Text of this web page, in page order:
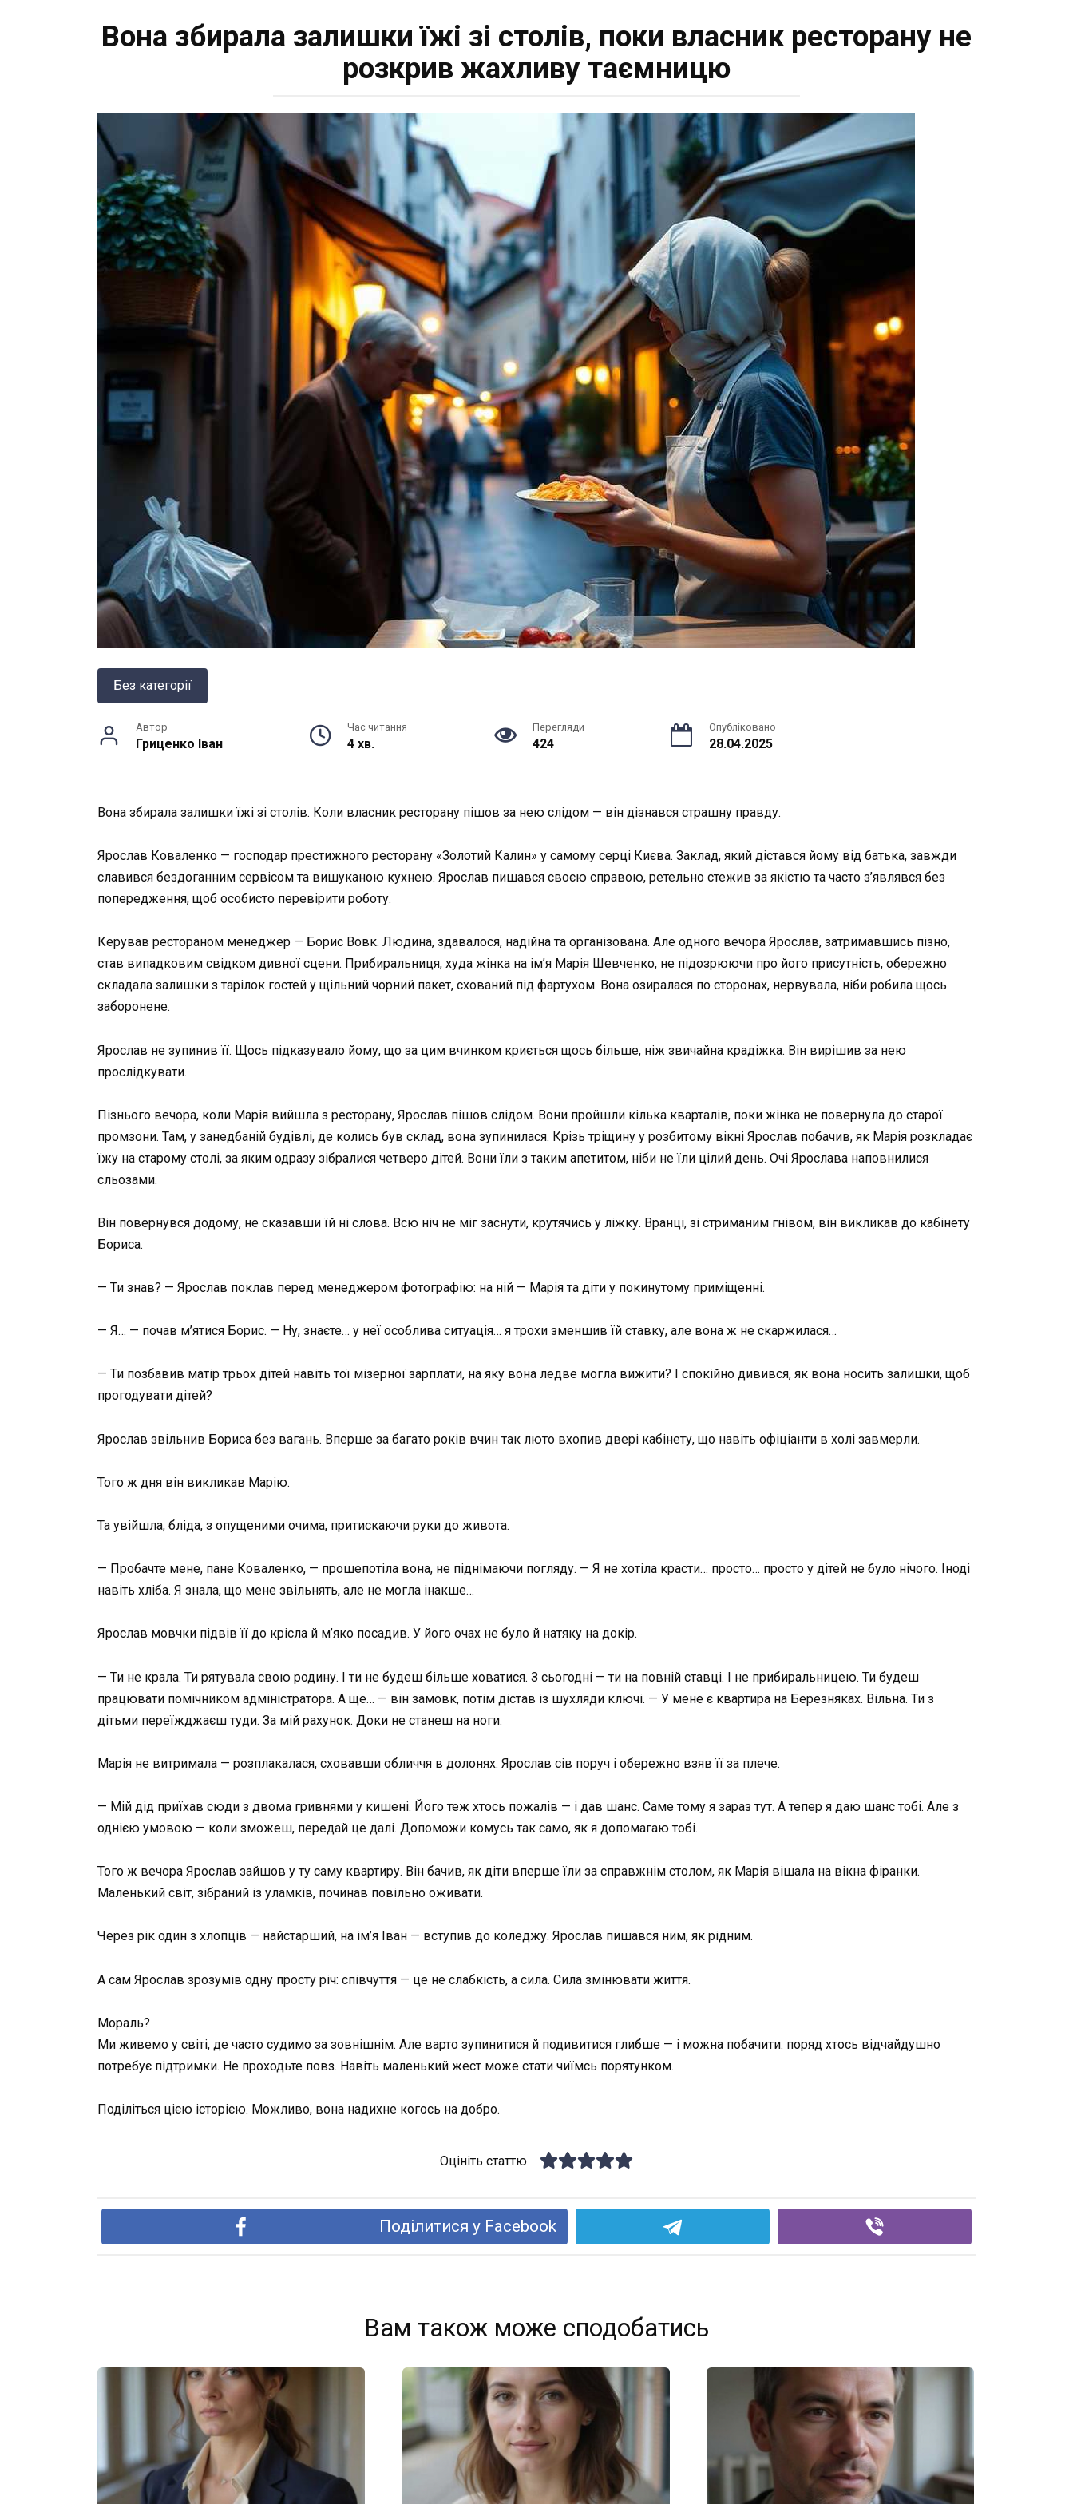
Вона збирала залишки їжі зі столів, поки власник ресторану не
розкрив жахливу таємницю
Без категорії
Автор
Гриценко Іван
Час читання
4 хв.
Перегляди
424
Опубліковано
28.04.2025
Вона збирала залишки їжі зі столів. Коли власник ресторану пішов за нею слідом — він дізнався страшну правду.
Ярослав Коваленко — господар престижного ресторану «Золотий Калин» у самому серці Києва. Заклад, який дістався йому від батька, завжди
славився бездоганним сервісом та вишуканою кухнею. Ярослав пишався своєю справою, ретельно стежив за якістю та часто з’являвся без
попередження, щоб особисто перевірити роботу.
Керував рестораном менеджер — Борис Вовк. Людина, здавалося, надійна та організована. Але одного вечора Ярослав, затримавшись пізно,
став випадковим свідком дивної сцени. Прибиральниця, худа жінка на ім’я Марія Шевченко, не підозрюючи про його присутність, обережно
складала залишки з тарілок гостей у щільний чорний пакет, схований під фартухом. Вона озиралася по сторонах, нервувала, ніби робила щось
заборонене.
Ярослав не зупинив її. Щось підказувало йому, що за цим вчинком криється щось більше, ніж звичайна крадіжка. Він вирішив за нею
прослідкувати.
Пізнього вечора, коли Марія вийшла з ресторану, Ярослав пішов слідом. Вони пройшли кілька кварталів, поки жінка не повернула до старої
промзони. Там, у занедбаній будівлі, де колись був склад, вона зупинилася. Крізь тріщину у розбитому вікні Ярослав побачив, як Марія розкладає
їжу на старому столі, за яким одразу зібралися четверо дітей. Вони їли з таким апетитом, ніби не їли цілий день. Очі Ярослава наповнилися
сльозами.
Він повернувся додому, не сказавши їй ні слова. Всю ніч не міг заснути, крутячись у ліжку. Вранці, зі стриманим гнівом, він викликав до кабінету
Бориса.
— Ти знав? — Ярослав поклав перед менеджером фотографію: на ній — Марія та діти у покинутому приміщенні.
— Я… — почав м’ятися Борис. — Ну, знаєте… у неї особлива ситуація… я трохи зменшив їй ставку, але вона ж не скаржилася…
— Ти позбавив матір трьох дітей навіть тої мізерної зарплати, на яку вона ледве могла вижити? І спокійно дивився, як вона носить залишки, щоб
прогодувати дітей?
Ярослав звільнив Бориса без вагань. Вперше за багато років вчин так люто вхопив двері кабінету, що навіть офіціанти в холі завмерли.
Того ж дня він викликав Марію.
Та увійшла, бліда, з опущеними очима, притискаючи руки до живота.
— Пробачте мене, пане Коваленко, — прошепотіла вона, не піднімаючи погляду. — Я не хотіла красти… просто… просто у дітей не було нічого. Іноді
навіть хліба. Я знала, що мене звільнять, але не могла інакше…
Ярослав мовчки підвів її до крісла й м’яко посадив. У його очах не було й натяку на докір.
— Ти не крала. Ти рятувала свою родину. І ти не будеш більше ховатися. З сьогодні — ти на повній ставці. І не прибиральницею. Ти будеш
працювати помічником адміністратора. А ще… — він замовк, потім дістав із шухляди ключі. — У мене є квартира на Березняках. Вільна. Ти з
дітьми переїжджаєш туди. За мій рахунок. Доки не станеш на ноги.
Марія не витримала — розплакалася, сховавши обличчя в долонях. Ярослав сів поруч і обережно взяв її за плече.
— Мій дід приїхав сюди з двома гривнями у кишені. Його теж хтось пожалів — і дав шанс. Саме тому я зараз тут. А тепер я даю шанс тобі. Але з
однією умовою — коли зможеш, передай це далі. Допоможи комусь так само, як я допомагаю тобі.
Того ж вечора Ярослав зайшов у ту саму квартиру. Він бачив, як діти вперше їли за справжнім столом, як Марія вішала на вікна фіранки.
Маленький світ, зібраний із уламків, починав повільно оживати.
Через рік один з хлопців — найстарший, на ім’я Іван — вступив до коледжу. Ярослав пишався ним, як рідним.
А сам Ярослав зрозумів одну просту річ: співчуття — це не слабкість, а сила. Сила змінювати життя.
Мораль?
Ми живемо у світі, де часто судимо за зовнішнім. Але варто зупинитися й подивитися глибше — і можна побачити: поряд хтось відчайдушно
потребує підтримки. Не проходьте повз. Навіть маленький жест може стати чиїмсь порятунком.
Поділіться цією історією. Можливо, вона надихне когось на добро.
Оцініть статтю
Поділитися у Facebook
Вам також може сподобатись